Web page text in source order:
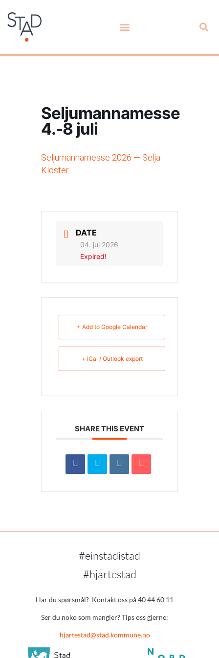
Seljumannamesse
4.-8 juli
Seljumannamesse 2026 — Selja
Kloster
DATE
04. jul 2026
Expired!
+ Add to Google Calendar
+ iCal / Outlook export
SHARE THIS EVENT
#einstadistad
#hjartestad
Har du spørsmål? Kontakt oss på 40 44 60 11
Ser du noko som mangler? Tips oss gjerne:
hjartestad@stad.kommune.no